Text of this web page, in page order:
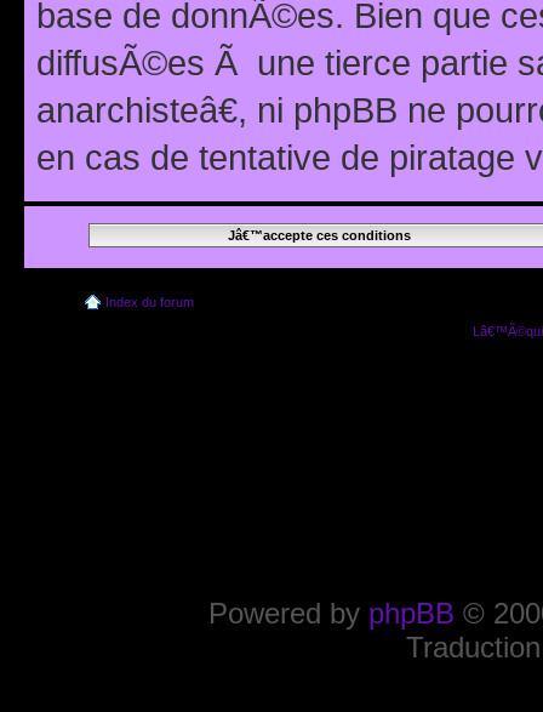
base de donnÃ©es. Bien que
diffusÃ©es Ã une tierce partie
anarchisteâ€, ni phpBB ne
en cas de tentative de piratage
Index du forum
Powered by phpBB ©